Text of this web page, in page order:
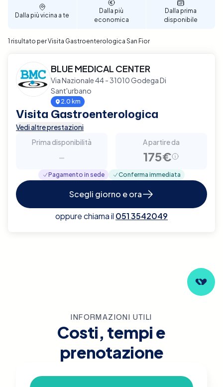
Dalla più vicina a te
Dalla più
economica
Dalla prima
disponibile
1 risultato per Visita Gastroenterologica San Fior
BLUE MEDICAL CENTER
Via Nazionale 44 - 31010 Godega Di
Sant'urbano
2.0 km
Visita Gastroenterologica
Vedi altre prestazioni
Prima disponibilità
-
A partire da
175€
Pagamento in sede Conferma immediata
Scegli giorno e ora
oppure chiama il 051 3542049
INFORMAZIONI UTILI
Costi, tempi e
prenotazione